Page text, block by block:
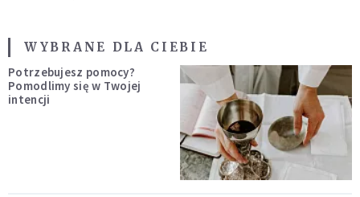
WYBRANE DLA CIEBIE
Potrzebujesz pomocy?
Pomodlimy się w Twojej
intencji